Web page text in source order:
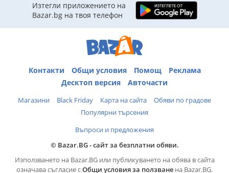
Изтегли приложението на
Bazar.bg на твоя телефон
Контакти Общи условия Помощ
Реклама
Десктоп версия
Авточасти
Магазини Black Friday Карта на сайта
Обяви по градове
Популярни търсения
Въпроси и предложения
© Bazar.BG - сайт за безплатни обяви.
Използването на Bazar.BG или публикуването на обява в сайта
означава съгласие сОбщи условия за ползване на Bazar.BG.